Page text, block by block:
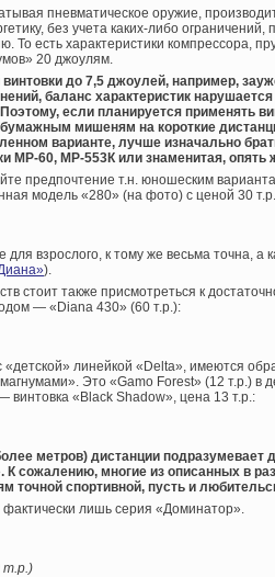
пневматическое оружие,
без учета каких-либо
То есть характеристики компрессора,
20 джоулям.
до 7,5 джоулей, например,
баланс характеристик
если планируется применять
мишеням на короткие
варианте, лучше изначально
МР-60, МР-553К или знаменитая,
предпочтение т.н. юношеским
модель «280» (на фото) с ценой 30
взрослого, к тому же весьма точна, а
).
стоит также присмотреться к
— «Diana 430» (60 т.р.):
линейкой «Delta», имеются
Это «Gamo Forest» (12 т.р.) в
винтовка «Black Shadow», цена 13 т.р.:
метров) дистанции подразумевает
К сожалению, многие из описанных в
точной спортивной, пусть и
лишь серия «Доминатор».
т .р .)